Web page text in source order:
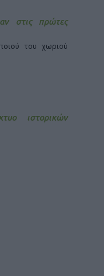
στις πρώτες
του χωριού
ιστορικών